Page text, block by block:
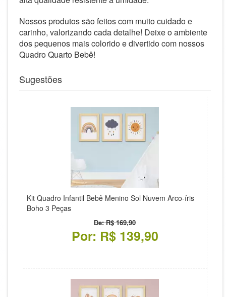
Nossos produtos são feitos com muito cuidado e
carinho, valorizando cada detalhe! Deixe o ambiente
dospequenos mais colorido e divertido com nossos
Quadro Quarto Bebê!
Sugestões
Kit Quadro Infantil Bebê Menino Sol Nuvem Arco-íris
Boho 3 Peças
De: R$ 169,90
Por: R$ 139,90